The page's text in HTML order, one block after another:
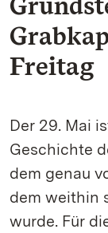
Freitag
Der 29. Mai
Geschichte
dem genau
dem weithin
wurde. Für